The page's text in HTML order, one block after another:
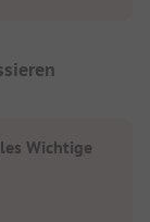
Wichtige